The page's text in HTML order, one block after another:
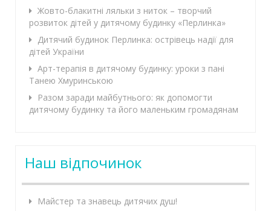
Жовто-блакитні ляльки з ниток – творчий
розвиток дітей у дитячому будинку «Перлинка»
Дитячий будинок Перлинка: острівець надії для
дітей України
Арт-терапія в дитячому будинку: уроки з пані
Танею Хмуринською
Разом заради майбутнього: як допомогти
дитячому будинку та його маленьким громадянам
Наш відпочинок
Майстер та знавець дитячих душ!